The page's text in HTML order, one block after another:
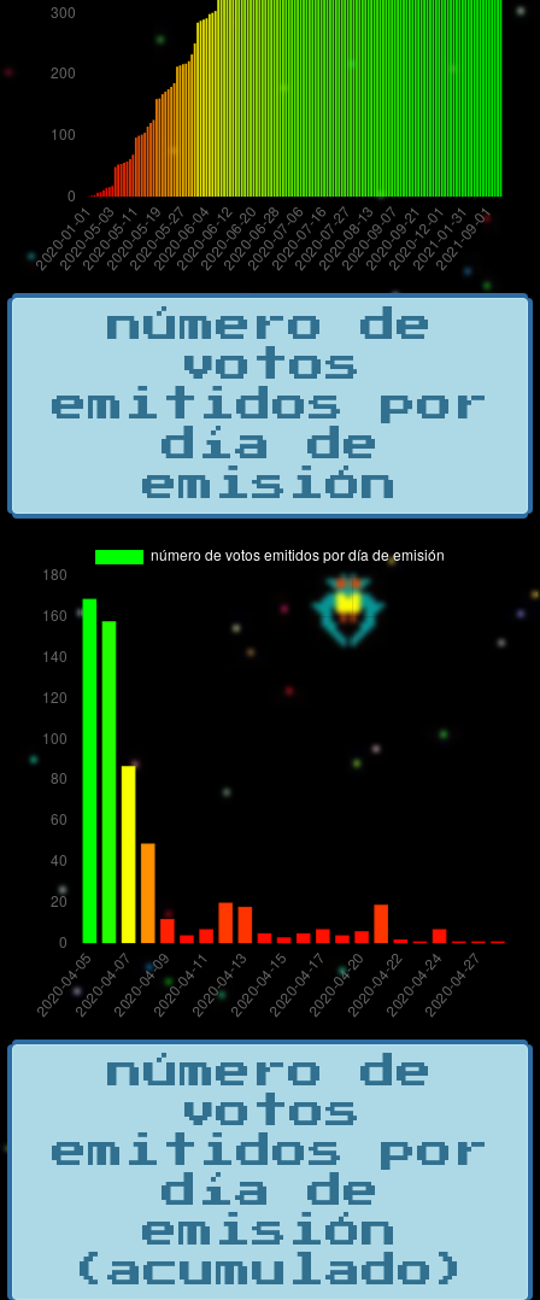
número de
votos
emitidos por
día de
emisión
número de
votos
emitidos por
día de
emisión
(acumulado)